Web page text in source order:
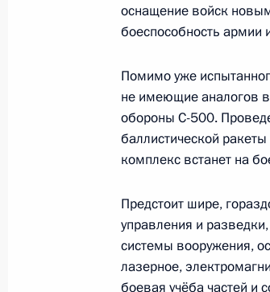
24 июня 2022 года,
24 июня 2022 года, 17:30
25 июня состоится
24 июня 2022 года, 12:00
23 июня 2022 года,
оснащение войск
боеспособность армии
Помимо уже
не имеющие аналогов
обороны С-500.
баллистической
комплекс встанет на
Предстоит шире,
управления и
системы вооружения,
лазерное,
боевая учёба частей и